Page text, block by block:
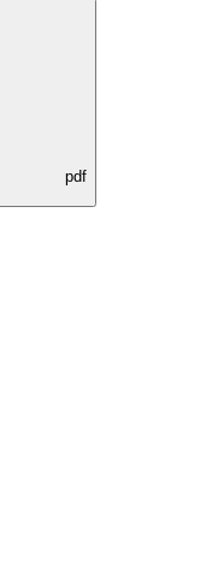
pdf